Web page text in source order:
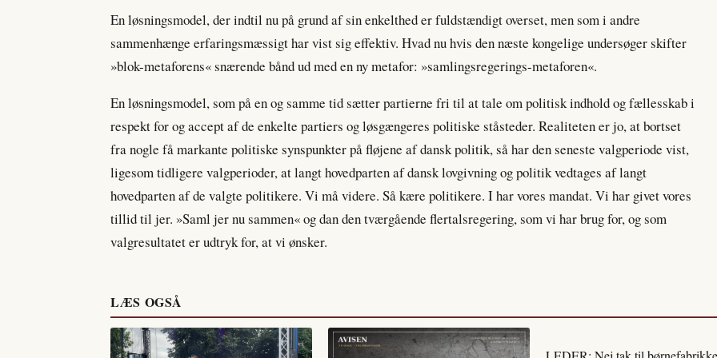
En løsningsmodel, der indtil nu på grund af sin enkelthed er fuldstændigt overset, men som i andre
sammenhænge erfaringsmæssigt har vist sig effektiv. Hvad nu hvis den næste kongelige undersøger skifter
»blok-metaforens« snærende bånd ud med en ny metafor: »samlingsregerings-metaforen«.
En løsningsmodel, som på en og samme tid sætter partierne fri til at tale om politisk indhold og fællesskab i
respekt for og accept af de enkelte partiers og løsgængeres politiske ståsteder. Realiteten er jo, at bortset
fra nogle få markante politiske synspunkter på fløjene af dansk politik, så har den seneste valgperiode vist,
ligesom tidligere valgperioder, at langt hovedparten af dansk lovgivning og politik vedtages af langt
hovedparten af de valgte politikere. Vi må videre. Så kære politikere. I har vores mandat. Vi har givet vores
tillid til jer. »Saml jer nu sammen« og dan den tværgående flertalsregering, som vi har brug for, og som
valgresultatet er udtryk for, at vi ønsker.
LÆS OGSÅ